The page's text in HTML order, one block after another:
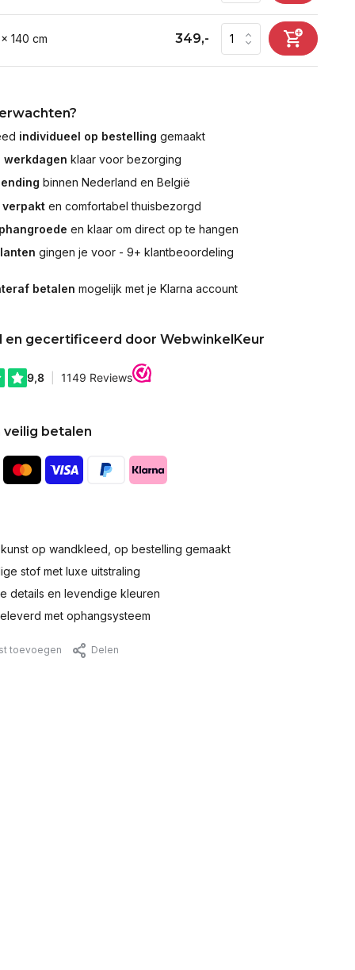
140 cm 349,-
individueel op bestelling gemaakt
werkdagen klaar voor bezorging
binnen Nederland en België
en comfortabel thuisbezorgd
en klaar om direct op te hangen
gingen je voor - 9+ klantbeoordeling
betalen mogelijk met je Klarna account
en gecertificeerd door WebwinkelKeur
veilig betalen
op wandkleed, op bestelling gemaakt
stof met luxe uitstraling
details en levendige kleuren
met ophangsysteem
toevoegen Delen